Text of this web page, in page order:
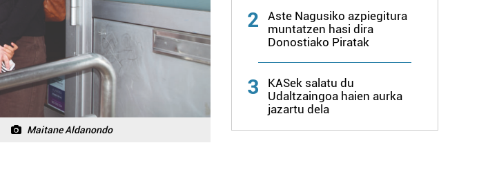
Maitane Aldanondo
2
Aste Nagusiko azpiegitura
muntatzen hasi dira
Donostiako Piratak
3
KASek salatu du
Udaltzaingoa haien aurka
jazartu dela